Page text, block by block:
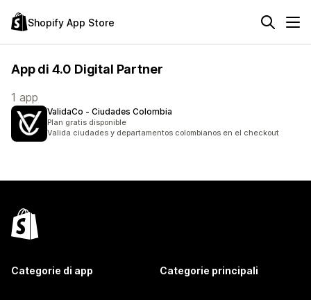
Shopify App Store
App di 4.0 Digital Partner
1 app
ValidaCo ‑ Ciudades Colombia
Plan gratis disponible
Valida ciudades y departamentos colombianos en el checkout
Categorie di app Categorie principali